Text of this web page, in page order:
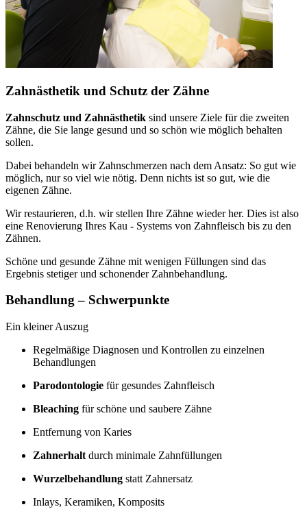
Zahnästhetik und Schutz der Zähne
Zahnschutz und Zahnästhetik sind unsere Ziele für die zweiten
Zähne, die Sie lange gesund und so schön wie möglich behalten
sollen.
Dabei behandeln wir Zahnschmerzen nach dem Ansatz: So gut wie
möglich, nur so viel wie nötig. Denn nichts ist so gut, wie die
eigenen Zähne.
Wir restaurieren, d.h. wir stellen Ihre Zähne wieder her. Dies ist also
eine Renovierung Ihres Kau - Systems von Zahnfleisch bis zu den
Zähnen.
Schöne und gesunde Zähne mit wenigen Füllungen sind das
Ergebnis stetiger und schonender Zahnbehandlung.
Behandlung – Schwerpunkte
Ein kleiner Auszug
Regelmäßige Diagnosen und Kontrollen zu einzelnen
Behandlungen
Parodontologie für gesundes Zahnfleisch
Bleaching für schöne und saubere Zähne
Entfernung von Karies
Zahnerhalt durch minimale Zahnfüllungen
Wurzelbehandlung statt Zahnersatz
Inlays, Keramiken, Komposits